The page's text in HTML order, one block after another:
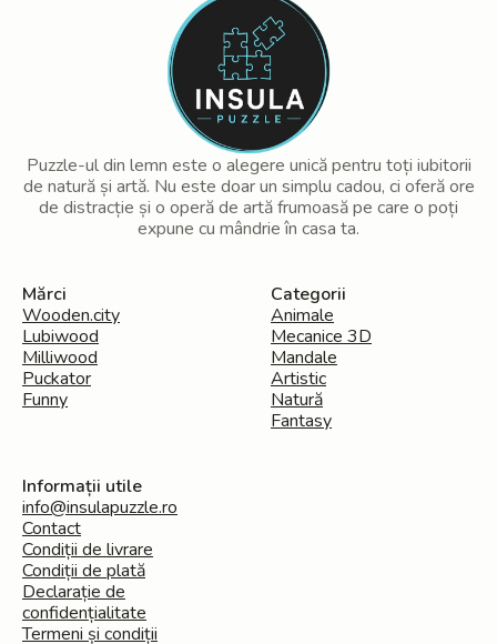
Puzzle-ul din lemn este o alegere unică pentru toți iubitorii
de natură și artă. Nu este doar un simplu cadou, ci oferă ore
de distracție și o operă de artă frumoasă pe care o poți
expune cu mândrie în casa ta.
Mărci
Wooden.city
Lubiwood
Milliwood
Puckator
Funny
Categorii
Animale
Mecanice 3D
Mandale
Artistic
Natură
Fantasy
Informații utile
info@insulapuzzle.ro
Contact
Condiții de livrare
Condiții de plată
Declarație de
confidențialitate
Termeni și condiții